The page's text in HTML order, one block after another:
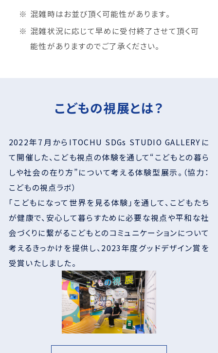
混雑時はお並び頂く可能性があります。
混雑状況に応じて早めに受付終了させて頂く可
能性がありますのでご了承ください。
こどもの視展とは？
2022年7月からITOCHU SDGs STUDIO GALLERYに
て開催した、こども視点の体験を通して“こどもとの暮ら
しや社会の在り方”について考える体験型展示。（協力：
こどもの視点ラボ）
「こどもになって世界を見る体験」を通して、こどもたち
が健康で、安心して暮らすために必要な視点や平和な社
会づくりに繋がるこどもとのコミュニケーションについて
考えるきっかけを提供し、2023年度グッドデザイン賞を
受賞いたしました。